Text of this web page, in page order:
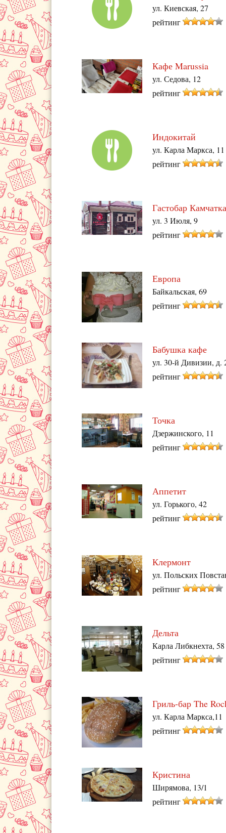
ул. Киевская, 27
рейтинг
Кафе Marussia
ул. Седова, 12
рейтинг
Индокитай
ул. Карла Маркса, 11
рейтинг
Гастобар Камчатка
ул. 3 Июля, 9
рейтинг
Европа
Байкальская, 69
рейтинг
Бабушка кафе
ул. 30-й Дивизии, д.
рейтинг
Точка
Дзержинского, 11
рейтинг
Аппетит
ул. Горького, 42
рейтинг
Клермонт
ул. Польских
рейтинг
Дельта
Карла Либкнехта, 58
рейтинг
Гриль-бар The
ул. Карла Маркса,11
рейтинг
Кристина
Ширямова, 13/1
рейтинг